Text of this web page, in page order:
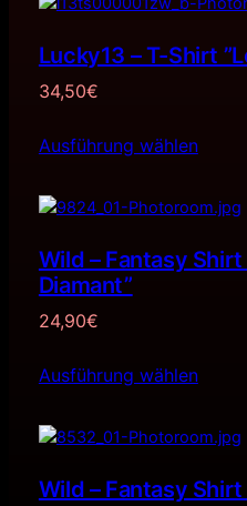
Lucky13 – T-Shirt
34,50€
Ausführung wählen
Wild – Fantasy
Diamant”
24,90€
Ausführung wählen
Wild – Fantasy Shirt